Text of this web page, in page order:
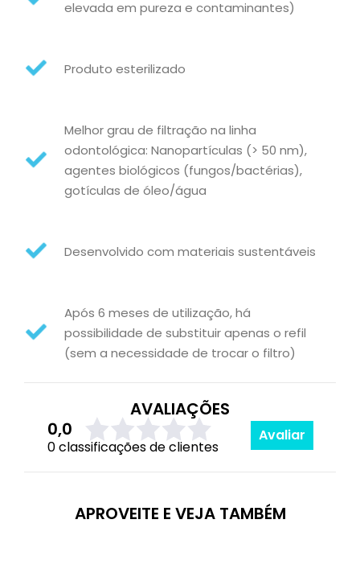
elevada em pureza e contaminantes)
Produto esterilizado
Melhor grau de filtração na linha
odontológica: Nanopartículas (> 50 nm),
agentes biológicos (fungos/bactérias),
gotículas de óleo/água
Desenvolvido com materiais sustentáveis
Após 6 meses de utilização, há
possibilidade de substituir apenas o refil
(sem a necessidade de trocar o filtro)
AVALIAÇÕES
0,0
0 classificações de clientes
Avaliar
APROVEITE E VEJA TAMBÉM